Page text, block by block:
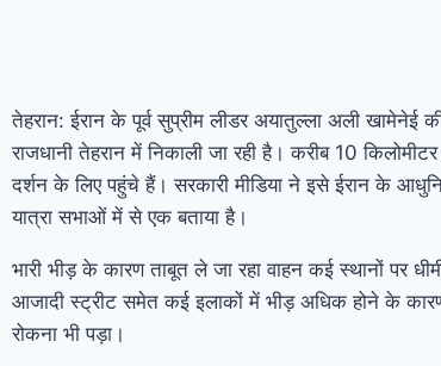
तेहरान: ईरान के पूर्व सुप्रीम लीडर अयातुल्ला अली खामेनेई
राजधानी तेहरान में निकाली जा रही है। करीब 10
दर्शन के लिए पहुंचे हैं। सरकारी मीडिया ने इसे ईरान के
यात्रा सभाओं में से एक बताया है।
भारी भीड़ के कारण ताबूत ले जा रहा वाहन कई स्थानों पर
आजादी स्ट्रीट समेत कई इलाकों में भीड़ अधिक होने के
रोकना भी पड़ा।